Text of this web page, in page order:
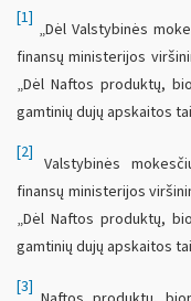
[1]
„Dėl Valstybinės
finansų ministerijos
„Dėl Naftos produktų,
gamtinių dujų apskaitos
[2]
Valstybinės
finansų ministerijos
„Dėl Naftos produktų,
gamtinių dujų apskaitos
[3]